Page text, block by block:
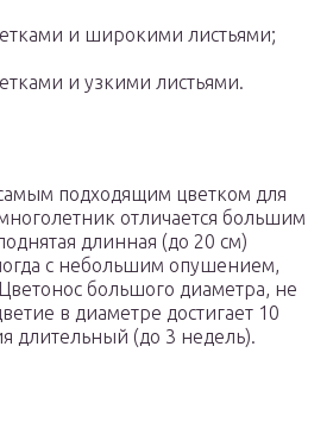
и широкими листьями;
и узкими листьями.
самым подходящим цветком для
отличается большим
длинная (до 20 см)
с небольшим опушением,
большого диаметра, не
в диаметре достигает 10
длительный (до 3 недель).